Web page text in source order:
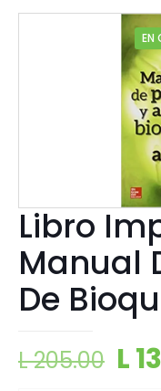
EN
Libro
Manual
De
L205.00 L